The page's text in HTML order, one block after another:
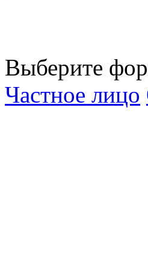
Выберите
Частное лицо